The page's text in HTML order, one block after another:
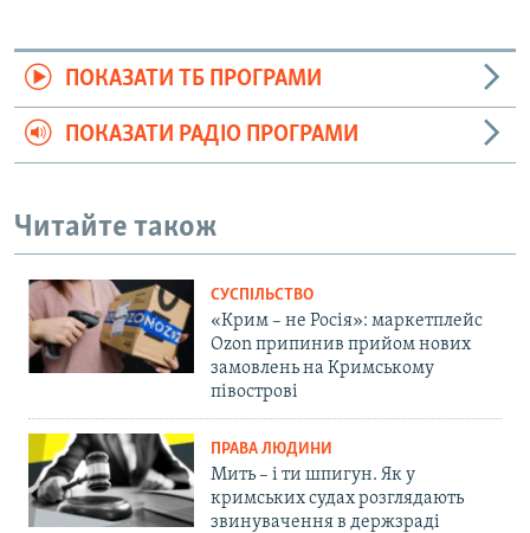
ПОКАЗАТИ ТБ ПРОГРАМИ
ПОКАЗАТИ РАДІО ПРОГРАМИ
Читайте також
СУСПІЛЬСТВО
«Крим – не Росія»: маркетплейс
Ozon припинив прийом нових
замовлень на Кримському
півострові
ПРАВА ЛЮДИНИ
Мить – і ти шпигун. Як у
кримських судах розглядають
звинувачення в держзраді